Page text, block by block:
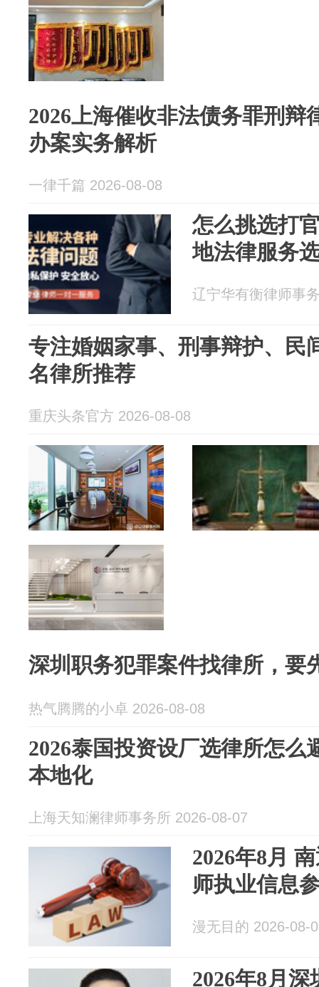
2026上海催收非法债务罪刑辩
办案实务解析
一律千篇 2026-08-08
怎么挑选打
地法律服务
辽宁华有衡律师事
专注婚姻家事、刑事辩护、民
名律所推荐
重庆头条官方 2026-08-08
深圳职务犯罪案件找律所，要
热气腾腾的小卓 2026-08-08
2026泰国投资设厂选律所怎么
本地化
上海天知澜律师事务所 2026-08-07
2026年8月
师执业信息
漫无目的 2026-08-
2026年8月